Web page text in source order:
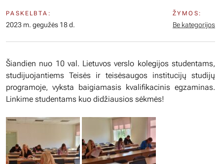
PASKELBTA:
2023 m. gegužės 18 d.
ŽYMOS:
Be kategorijos
Šiandien nuo 10 val. Lietuvos verslo kolegijos studentams,
studijuojantiems Teisės ir teisėsaugos institucijų studijų
programoje, vyksta baigiamasis kvalifikacinis egzaminas.
Linkime studentams kuo didžiausios sėkmės!